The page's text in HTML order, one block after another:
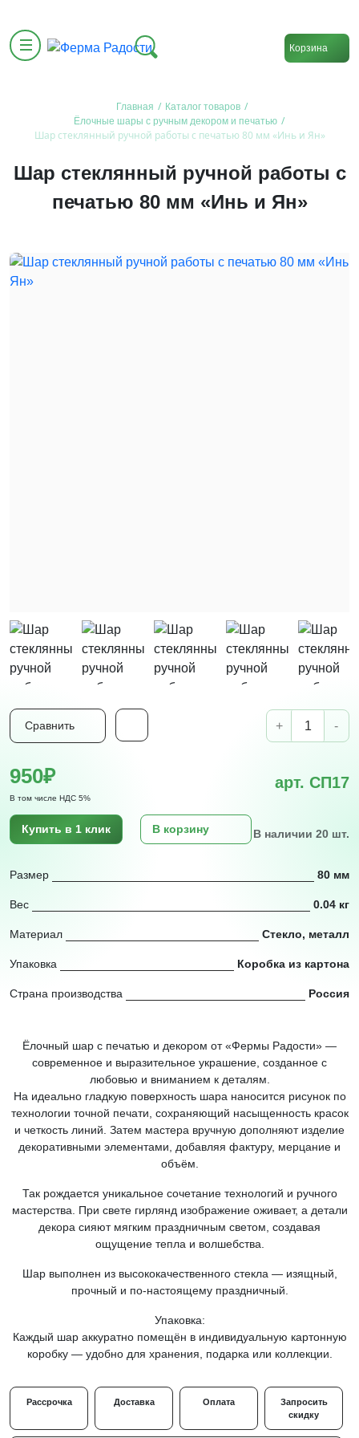
Корзина
Главная / Каталог товаров /
Ёлочные шары с ручным декором и печатью /
Шар стеклянный ручной работы с печатью 80 мм «Инь и Ян»
Шар стеклянный ручной работы с
печатью 80 мм «Инь и Ян»
Сравнить + -
950₽
В том числе НДС 5%
арт. СП17
Купить в 1 клик В корзину В наличии 20 шт.
Размер 80 мм
Вес 0.04 кг
Материал Стекло, металл
Упаковка Коробка из картона
Страна производства Россия
Ёлочный шар с печатью и декором от «Фермы Радости» —
современное и выразительное украшение, созданное с
любовью и вниманием к деталям.
На идеально гладкую поверхность шара наносится рисунок по
технологии точной печати, сохраняющий насыщенность красок
и четкость линий. Затем мастера вручную дополняют изделие
декоративными элементами, добавляя фактуру, мерцание и
объём.
Так рождается уникальное сочетание технологий и ручного
мастерства. При свете гирлянд изображение оживает, а детали
декора сияют мягким праздничным светом, создавая
ощущение тепла и волшебства.
Шар выполнен из высококачественного стекла — изящный,
прочный и по-настоящему праздничный.
Упаковка:
Каждый шар аккуратно помещён в индивидуальную картонную
коробку — удобно для хранения, подарка или коллекции.
Рассрочка Доставка Оплата
Запросить
скидку